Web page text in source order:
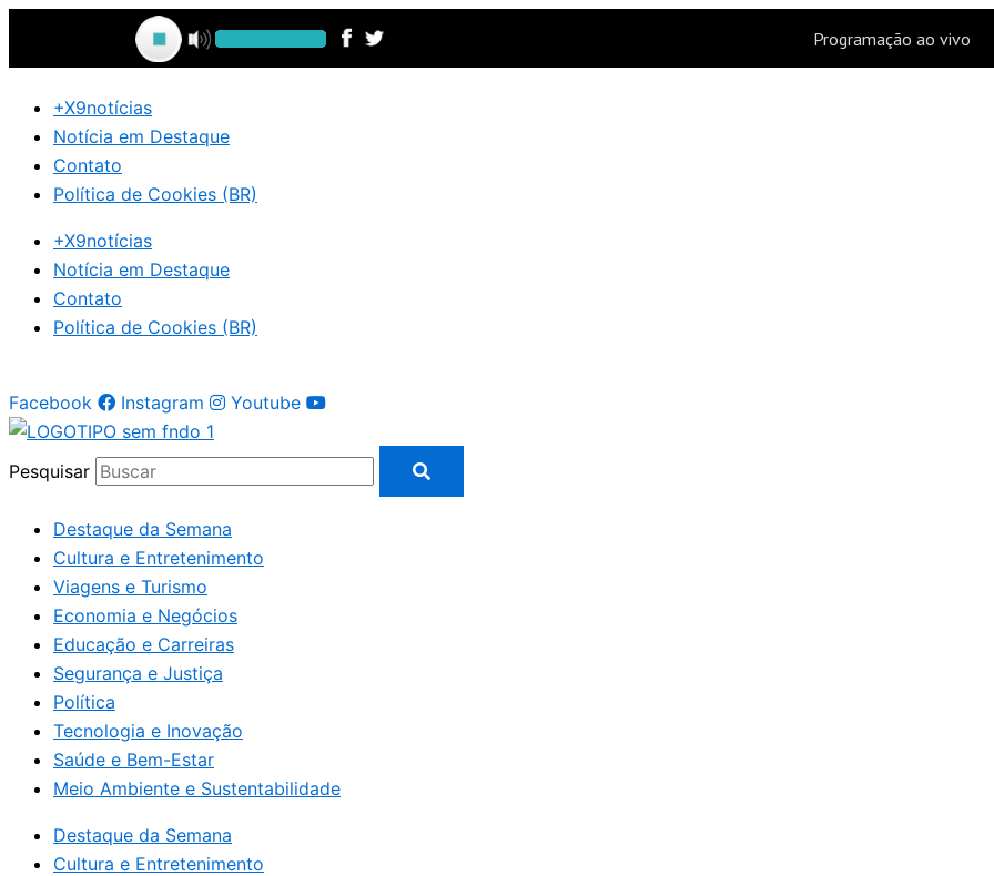
Ir
o
conteúdo+X9notícias
Notícia em Destaque
Contato
Política de Cookies (BR)
+X9notícias
Notícia em Destaque
Contato
Política de Cookies (BR)
Facebook Instagram Youtube
Pesquisar
Destaque da Semana
Cultura e Entretenimento
Viagens e Turismo
Economia e Negócios
Educação e Carreiras
Segurança e Justiça
Política
Tecnologia e Inovação
Saúde e Bem-Estar
Meio Ambiente e Sustentabilidade
Destaque da Semana
Cultura e Entretenimento